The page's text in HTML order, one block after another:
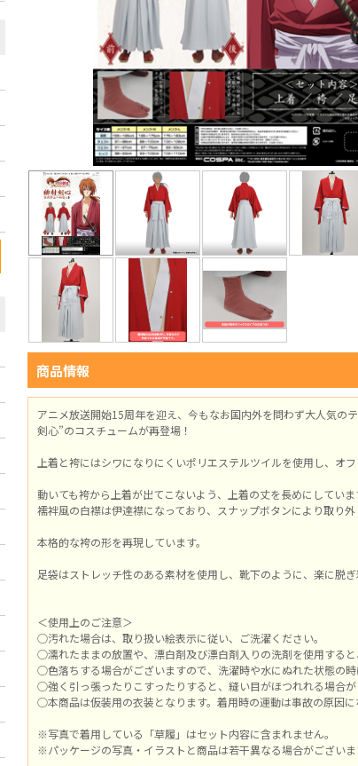
商品情報
アニメ放送開始15周年を迎え、今もなお国内外を問わず大人気の
剣心”のコスチュームが再登場！
上着と袴にはシワになりにくいポリエステルツイルを使用し、オ
動いても袴から上着が出てこないよう、上着の丈を長めにしていま
襦袢風の白襟は伊達襟になっており、スナップボタンにより取り外
本格的な袴の形を再現しています。
足袋はストレッチ性のある素材を使用し、靴下のように、楽に脱ぎ
＜使用上のご注意＞
○汚れた場合は、取り扱い絵表示に従い、ご洗濯ください。
○濡れたままの放置や、漂白剤及び漂白剤入りの洗剤を使用する
○色落ちする場合がございますので、洗濯時や水にぬれた状態の時
○強く引っ張ったりこすったりすると、縫い目がほつれれる場合が
○本商品は仮装用の衣装となります。着用時の運動は事故の原因に
※写真で着用している「草履」はセット内容に含まれません。
※パッケージの写真・イラストと商品は若干異なる場合がございま